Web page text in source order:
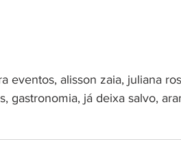
eventos, alisson zaia, juliana
gastronomia, já deixa salvo,